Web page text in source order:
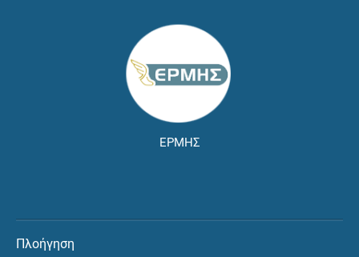
ΕΡΜΗΣ
Πλοήγηση